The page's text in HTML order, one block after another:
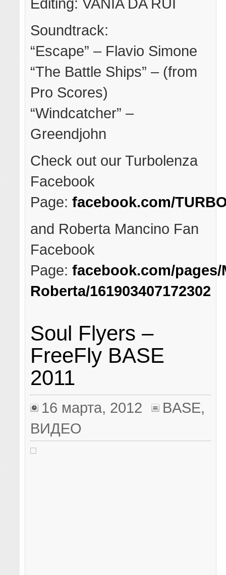
Editing: VANIA DA RUI
Soundtrack:
“Escape” – Flavio Simone
“The Battle Ships” – (from
Pro Scores)
“Windcatcher” –
Greendjohn
Check out our Turbolenza
Facebook
Page:facebook.com/
and Roberta Mancino Fan
Facebook
Page:facebook.com/pages/
Roberta/161903407172302
Soul Flyers –
FreeFly BASE
2011
16 марта, 2012 BASE,
ВИДЕО